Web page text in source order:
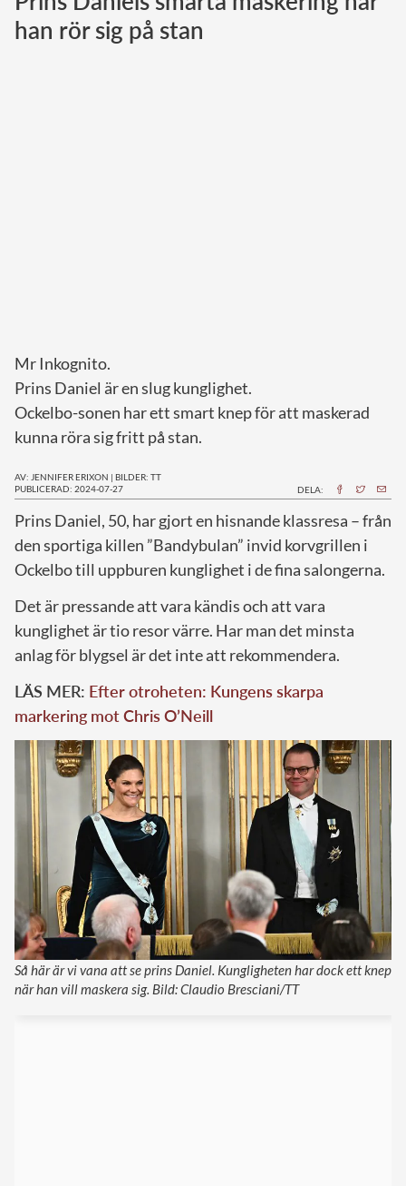
Norska kungahuset
han rör sig på stan
Mr Inkognito.
Prins Daniel är en slug kunglighet.
Ockelbo-sonen har ett smart knep för att maskerad
kunna röra sig fritt på stan.
AV: JENNIFER ERIXON | BILDER: TT
PUBLICERAD: 2024-07-27
DELA:
Prins Daniel, 50, har gjort en hisnande klassresa – från
den sportiga killen ”Bandybulan” invid korvgrillen i
Ockelbo till uppburen kunglighet i de fina salongerna.
Det är pressande att vara kändis och att vara
kunglighet är tio resor värre. Har man det minsta
anlag för blygsel är det inte att rekommendera.
LÄS MER: Efter otroheten: Kungens skarpa
markering mot Chris O’Neill
Så här är vi vana att se prins Daniel. Kungligheten har dock ett knep
när han vill maskera sig. Bild: Claudio Bresciani/TT